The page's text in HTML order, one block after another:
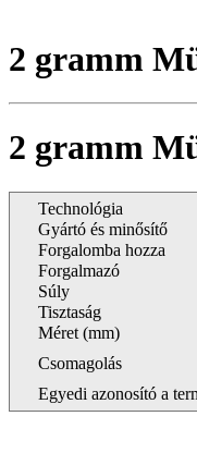
2 gramm
2 gramm
Technológia
Gyártó és minősítő
Forgalomba hozza
Forgalmazó
Súly
Tisztaság
Méret (mm)
Csomagolás
Egyedi azonosító a